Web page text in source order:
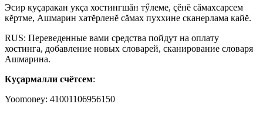
Эсир куçаракан укçа хостингшăн тӳлеме, çĕнĕ сăмахсарсем
кĕртме, Ашмарин хатĕрленĕ сăмах пуххине сканерлама кайĕ.
RUS: Переведенные вами средства пойдут на оплату
хостинга, добавление новых словарей, сканирование словаря
Ашмарина.
Куçармалли счётсем:
Yoomoney: 41001106956150